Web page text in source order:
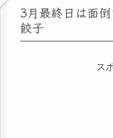
3月最終日は面
餃子
ス